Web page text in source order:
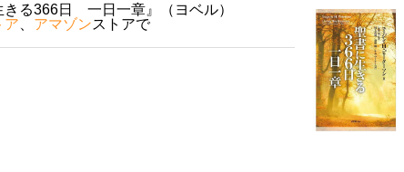
る366日 一日一章』（ヨベル）
ア アマゾンストアで